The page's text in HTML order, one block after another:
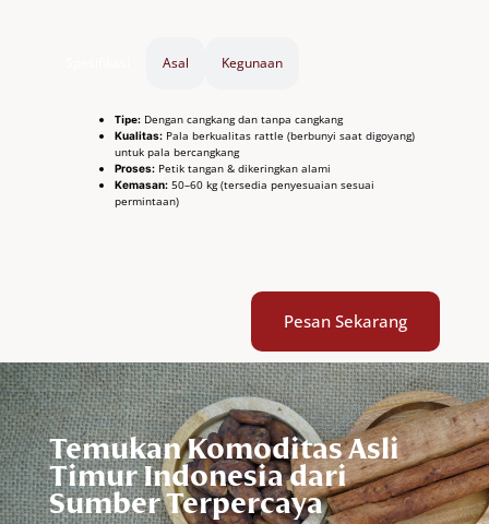
Asal Kegunaan
Tipe:Dengan cangkang dan tanpa cangkang
Kualitas:Pala berkualitas rattle (berbunyi saat digoyang)
untuk pala bercangkang
Proses:Petik tangan & dikeringkan alami
Kemasan:50–60 kg (tersedia penyesuaian sesuai
permintaan)
Pesan Sekarang
Temukan Komoditas Asli
Timur Indonesia dari
Sumber Terpercaya